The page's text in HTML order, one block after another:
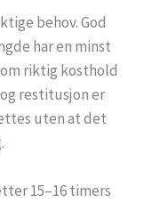
behov. God
har en minst
riktig kosthold
restitusjon er
uten at det
15–16 timers